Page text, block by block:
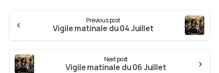
Previous post
Vigile matinale du 04 Juillet
Next post
Vigile matinale du 06 Juillet